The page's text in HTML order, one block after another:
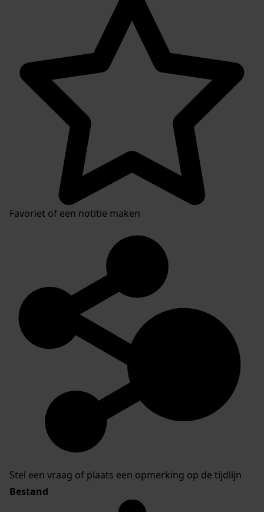
Favoriet of een notitie maken
Stel een vraag of plaats een opmerking op de tijdlijn
Bestand